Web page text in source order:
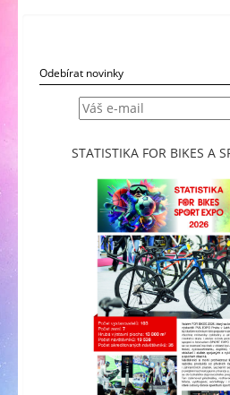
Odebírat novinky
STATISTIKA FOR BIKES A